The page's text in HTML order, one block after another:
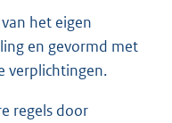
het eigen
en gevormd met
verplichtingen.
regels door